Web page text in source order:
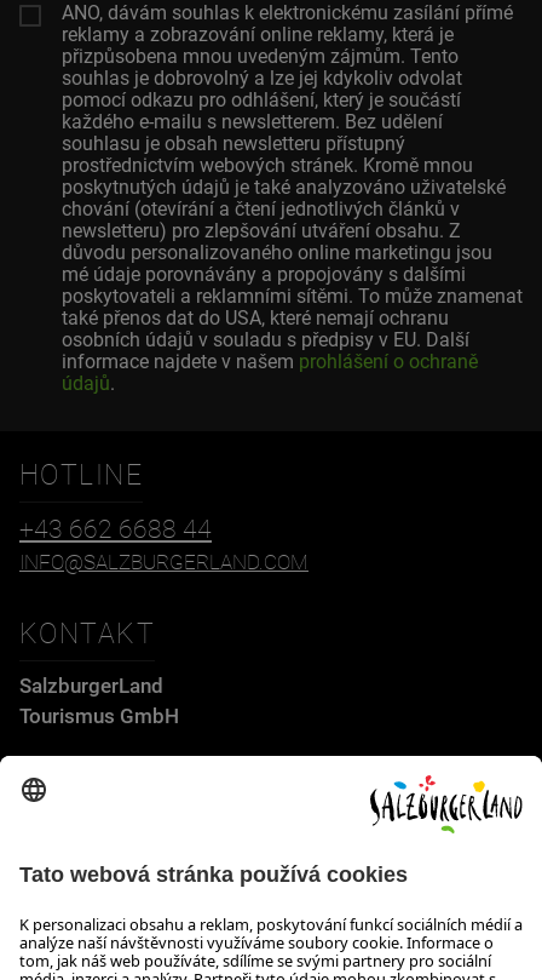
ANO, dávám souhlas k elektronickému zasílání přímé
reklamy a zobrazování online reklamy, která je
přizpůsobena mnou uvedeným zájmům. Tento
souhlas je dobrovolný a lze jej kdykoliv odvolat
pomocí odkazu pro odhlášení, který je součástí
každého e-mailu s newsletterem. Bez udělení
souhlasu je obsah newsletteru přístupný
prostřednictvím webových stránek. Kromě mnou
poskytnutých údajů je také analyzováno uživatelské
chování (otevírání a čtení jednotlivých článků v
newsletteru) pro zlepšování utváření obsahu. Z
důvodu personalizovaného online marketingu jsou
mé údaje porovnávány a propojovány s dalšími
poskytovateli a reklamními sítěmi. To může znamenat
také přenos dat do USA, které nemají ochranu
osobních údajů v souladu s předpisy v EU. Další
informace najdete v našem prohlášení o ochraně
údajů.
HOTLINE
+43 662 6688 44
INFO@SALZBURGERLAND.COM
KONTAKT
SalzburgerLand
Tourismus GmbH
Wiener Bundesstraße 23
5300 Hallwang
OTEVÍRACÍ DOBA